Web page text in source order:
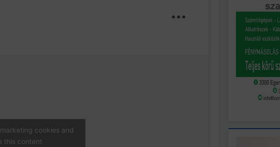
cookies and
this content